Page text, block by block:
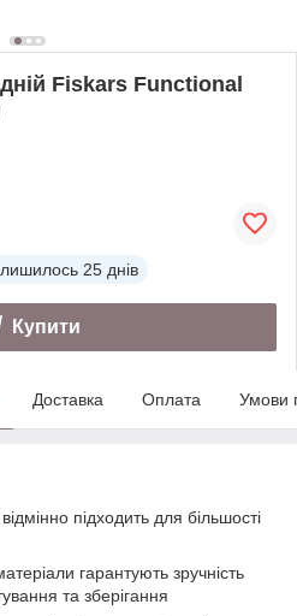
Fiskars Functional
25 днів
Купити
Доставка Оплата Умови
підходить для більшості
гарантують зручність
та зберігання